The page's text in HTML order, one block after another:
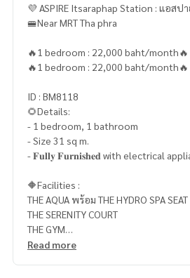
💜 ASPIRE Itsaraphap Station : แอสป
🚝Near MRT Tha phra
🔥1 bedroom : 22,000 baht/month🔥
🔥1 bedroom : 22,000 baht/month🔥
ID : BM8118
🌻Details:
- 1 bedroom, 1 bathroom
- Size 31 sq m.
- 𝐅𝐮𝐥𝐥𝐲 𝐅𝐮𝐫𝐧𝐢𝐬𝐡𝐞𝐝 with electrical
🔶Facilities :
THE AQUA พร้อม THE HYDRO SPA SEAT
THE SERENITY COURT
THE GYM
THE SKY GARDEN & ARUN TERRACE
Read more